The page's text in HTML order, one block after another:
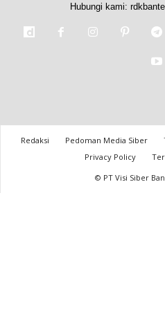
Hubungi kami:
Redaksi Pedoman Media Siber
Privacy Policy
© PT Visi Siber